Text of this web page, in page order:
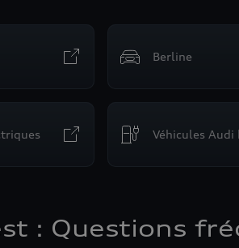
Berline
Véhicules Audi
: Questions